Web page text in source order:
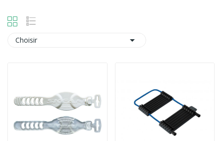
Choisir 